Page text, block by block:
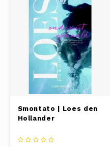
Smontato | Loes den
Hollander